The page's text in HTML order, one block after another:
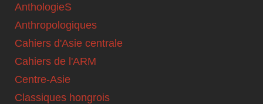
AnthologieS
Anthropologiques
Cahiers d'Asie centrale
Cahiers de l'ARM
Centre-Asie
Classiques hongrois